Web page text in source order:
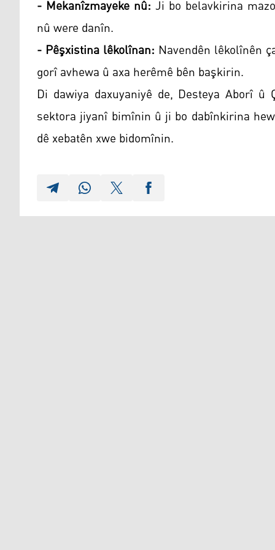
- Mekanîzmayeke nû: Ji bo belavkirina
nû were danîn.
- Pêşxistina lêkolînan: Navendên lêkolînên
gorî avhewa û axa herêmê bên başkirin.
Di dawiya daxuyaniyê de, Desteya Aborî
sektora jiyanî bimînin û ji bo dabînkirina
dê xebatên xwe bidomînin.